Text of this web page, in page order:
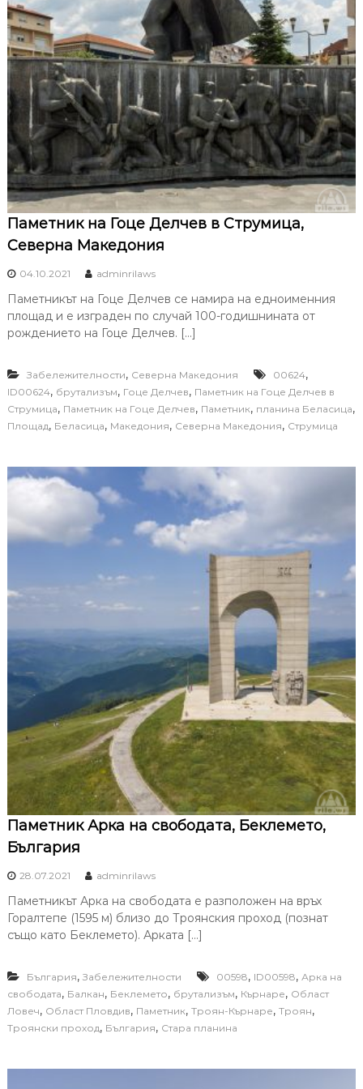
Паметник на Гоце Делчев в Струмица,
Северна Македония
04.10.2021 adminrilaws
Паметникът на Гоце Делчев се намира на едноименния
площад и е изграден по случай 100-годишнината от
рождението на Гоце Делчев. […]
Забележителности, Северна Македония 00624,
ID00624, брутализъм, Гоце Делчев, Паметник на Гоце Делчев в
Струмица, Паметник на Гоце Делчев, Паметник, планина Беласица,
Площад, Беласица, Македония, Северна Македония, Струмица
Паметник Арка на свободата, Беклемето,
България
28.07.2021 adminrilaws
Паметникът Арка на свободата е разположен на връх
Горалтепе (1595 м) близо до Троянския проход (познат
също като Беклемето). Арката […]
България, Забележителности 00598, ID00598, Арка на
свободата, Балкан, Беклемето, брутализъм, Кърнаре, Област
Ловеч, Област Пловдив, Паметник, Троян-Кърнаре, Троян,
Троянски проход, България, Стара планина